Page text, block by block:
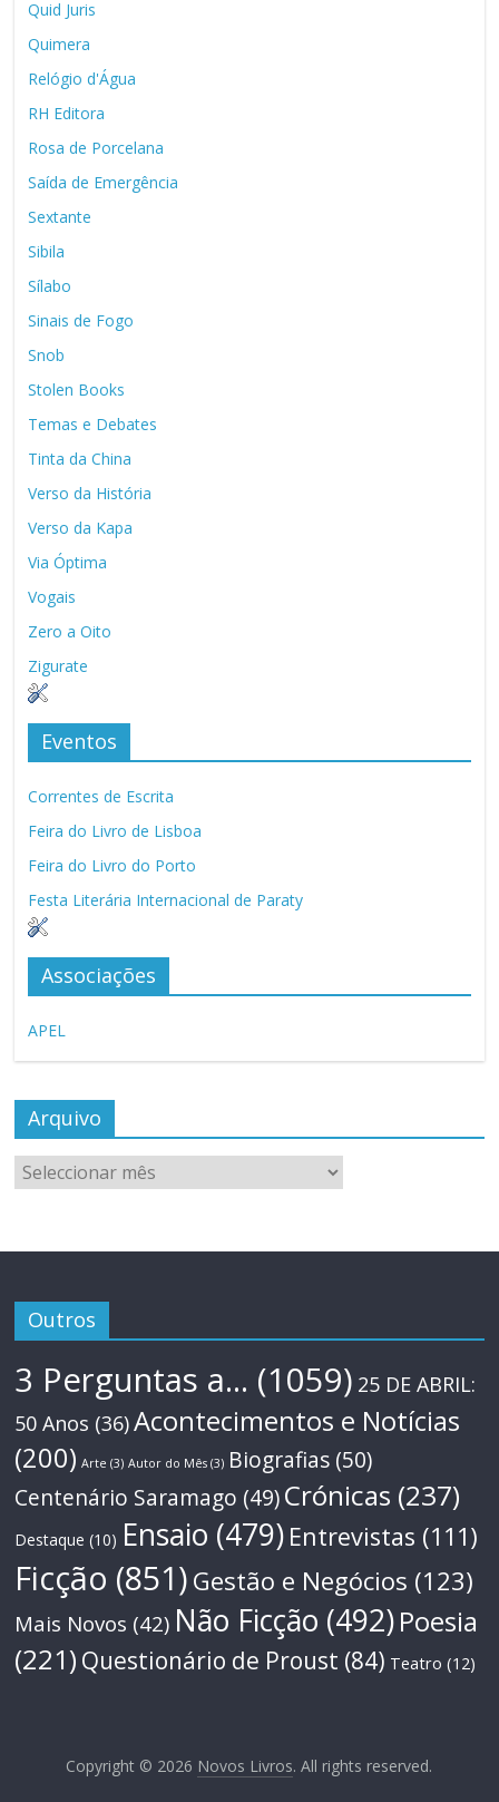
Quid Juris
Quimera
Relógio d'Água
RH Editora
Rosa de Porcelana
Saída de Emergência
Sextante
Sibila
Sílabo
Sinais de Fogo
Snob
Stolen Books
Temas e Debates
Tinta da China
Verso da História
Verso da Kapa
Via Óptima
Vogais
Zero a Oito
Zigurate
Eventos
Correntes de Escrita
Feira do Livro de Lisboa
Feira do Livro do Porto
Festa Literária Internacional de Paraty
Associações
APEL
Arquivo
Arquivo
Outros
3 Perguntas a... (1059) 25 DE ABRIL:
50 Anos (36)Acontecimentos e Notícias
(200) Arte (3) Autor do Mês (3) Biografias (50)
Centenário Saramago (49)Crónicas (237)
Destaque (10) Ensaio (479) Entrevistas (111)
Ficção (851) Gestão e Negócios (123)
Mais Novos (42) Não Ficção (492)Poesia
(221) Questionário de Proust (84) Teatro (12)
Copyright © 2026 Novos Livros. All rights reserved.